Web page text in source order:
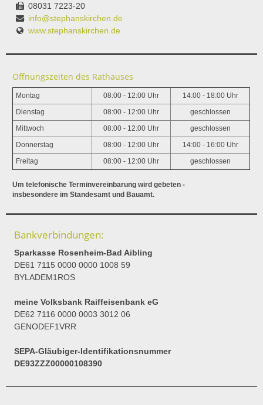
08031 7223-20
info@stephanskirchen.de
www.stephanskirchen.de
Öffnungszeiten des Rathauses
Montag 08:00 - 12:00 Uhr 14:00 - 18:00 Uhr
Dienstag 08:00 - 12:00 Uhr geschlossen
Mittwoch 08:00 - 12:00 Uhr geschlossen
Donnerstag 08:00 - 12:00 Uhr 14:00 - 16:00 Uhr
Freitag 08:00 - 12:00 Uhr geschlossen
Um telefonische Terminvereinbarung wird gebeten -
insbesondere im Standesamt und Bauamt.
Bankverbindungen:
Sparkasse Rosenheim-Bad Aibling
DE61 7115 0000 0000 1008 59
BYLADEM1ROS
meine Volksbank Raiffeisenbank eG
DE62 7116 0000 0003 3012 06
GENODEF1VRR
SEPA-Gläubiger-Identifikationsnummer
DE93ZZZ00000108390